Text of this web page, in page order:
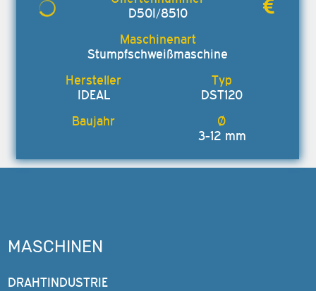
D50I/8510
Stumpfschweißmaschine
IDEAL DST120
3-12 mm
MASCHINEN
DRAHTINDUSTRIE